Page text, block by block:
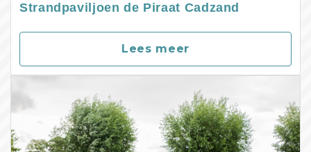
Strandpaviljoen de Piraat Cadzand
Lees meer